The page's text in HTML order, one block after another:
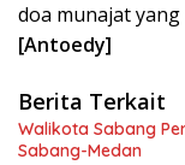
doa munajat
[Antoedy]
Berita Terkait
Walikota Sabang
Sabang-Medan